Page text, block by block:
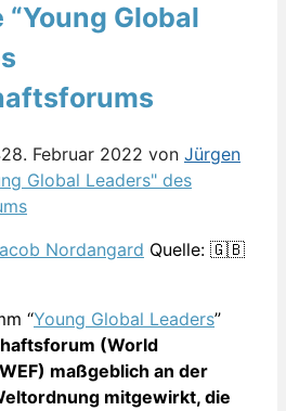
Global
28. Februar 2022 von Jürgen
Nordangard Quelle: 🇬🇧
“Young Global Leaders”
(World
maßgeblich an der
mitgewirkt, die